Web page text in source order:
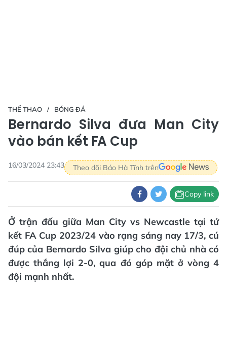
THỂ THAO BÓNG ĐÁ
Bernardo Silva đưa Man City
vào bán kết FA Cup
16/03/2024 23:43 Theo dõi Báo Hà Tĩnh trên
Copy link
Ở trận đấu giữa Man City vs Newcastle tại tứ
kết FA Cup 2023/24 vào rạng sáng nay 17/3, cú
đúp của Bernardo Silva giúp cho đội chủ nhà có
được thắng lợi 2-0, qua đó góp mặt ở vòng 4
đội mạnh nhất.